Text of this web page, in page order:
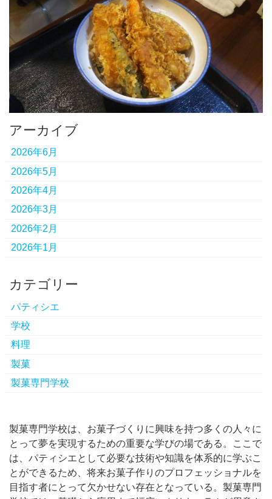
アーカイブ
2026年6月
2026年5月
2026年4月
2026年3月
2026年2月
2026年1月
カテゴリー
パティシエ
学校
料理
製菓
製菓専門学校
製菓専門学校は、お菓子づくりに興味を持つ多くの人々に
とって夢を実現するための重要な学びの場である。
ここで
は、パティシエとして必要な技術や知識を体系的に学ぶこ
とができるため、将来お菓子作りのプロフェッショナルを
目指す者にとって欠かせない存在となっている。製菓専門